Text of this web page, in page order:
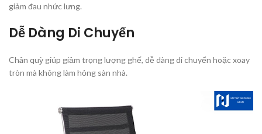
giảm đau nhức lưng.
Dễ Dàng Di Chuyển
Chân quỳ giúp giảm trọng lượng ghế, dễ dàng di chuyển hoặc xoay
tròn mà không làm hỏng sàn nhà.